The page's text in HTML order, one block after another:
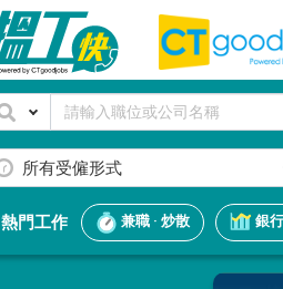
所有受僱形式
熱門工作 兼職 · 炒散 銀